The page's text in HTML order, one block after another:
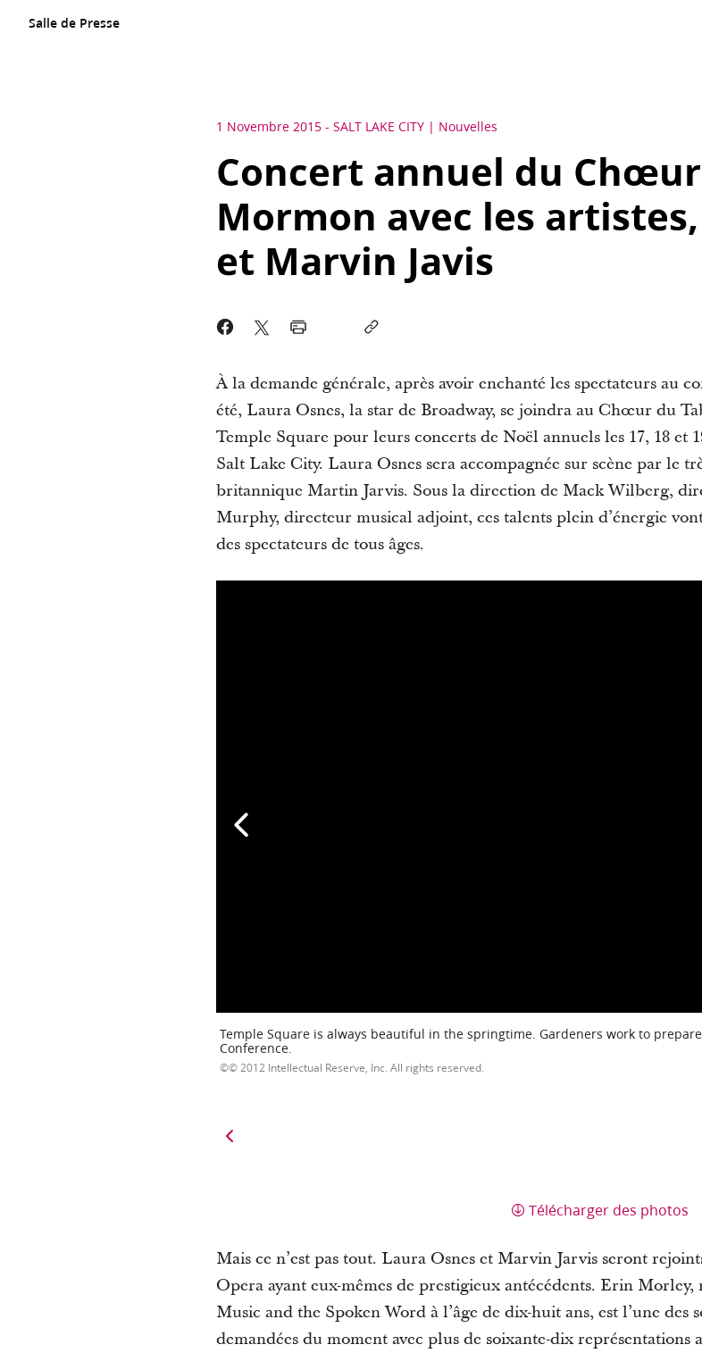
Salle de Presse
1 Novembre 2015 - SALT LAKE CITY Nouvelles
Concert annuel du
Mormon avec les
et Marvin Javis
À la demande générale, après avoir enchanté les spectateurs au
été, Laura Osnes, la star de Broadway, se joindra au Chœur du
Temple Square pour leurs concerts de Noël annuels les 17, 18 et
Salt Lake City. Laura Osnes sera accompagnée sur scène par le
britannique Martin Jarvis. Sous la direction de Mack Wilberg,
Murphy, directeur musical adjoint, ces talents plein d’énergie
des spectateurs de tous âges.
Temple Square is always beautiful in the springtime. Gardeners work to
Conference.
© 2012 Intellectual Reserve, Inc. All rights reserved.
Télécharger des photos
Mais ce n’est pas tout. Laura Osnes et Marvin Jarvis seront
Opera ayant eux-mêmes de prestigieux antécédents. Erin Morley,
Music and the Spoken Word à l’âge de dix-huit ans, est l’une des
demandées du moment avec plus de soixante-dix